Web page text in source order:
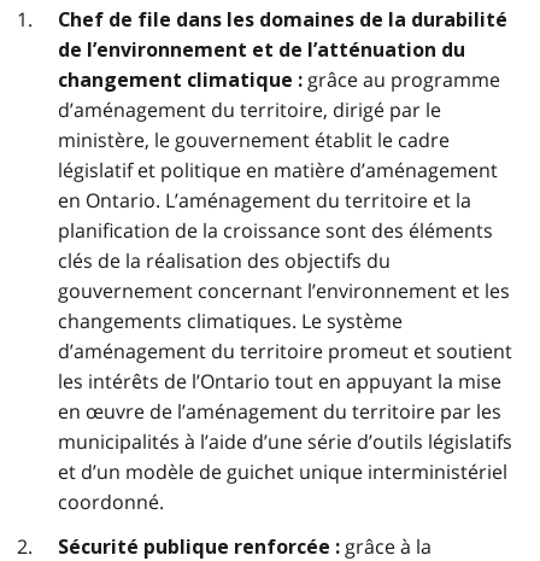
Chef de file dans les domaines de la durabilité
de l’environnement et de l’atténuation du
changement climatique : grâce au programme
d’aménagement du territoire, dirigé par le
ministère, le gouvernement établit le cadre
législatif et politique en matière d’aménagement
en Ontario. L’aménagement du territoire et la
planification de la croissance sont des éléments
clés de la réalisation des objectifs du
gouvernement concernant l’environnement et les
changements climatiques. Le système
d’aménagement du territoire promeut et soutient
les intérêts de l’Ontario tout en appuyant la mise
en œuvre de l’aménagement du territoire par les
municipalités à l’aide d’une série d’outils législatifs
et d’un modèle de guichet unique interministériel
coordonné.
Sécurité publique renforcée : grâce à la